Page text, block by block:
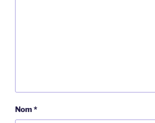
Nom*